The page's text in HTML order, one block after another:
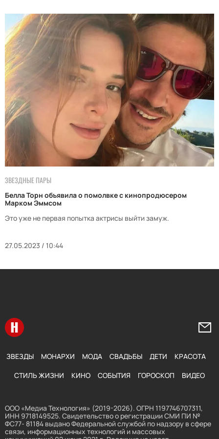
ЗВЕЗДНЫЕ ПАРЫ
Белла Торн объявила о помолвке с кинопродюсером
Марком Эммсом
Это уже не первая попытка актрисы выйти замуж.
27.05.2023 / 10:44
Перейти на главную
ЗВЕЗДЫ МОНАРХИ МОДА СВАДЬБЫ ДЕТИ КРАСОТА
СТИЛЬ ЖИЗНИ КИНО СОБЫТИЯ ГОРОСКОП ВИДЕО
ООО «Медиа Технология» (2019-2026). ОГРН 1197746707311,
ИНН 9718149525. Свидетельство о регистрации СМИ ПИ №
ФС77- 81184 выдано Федеральной службой по надзору в сфере
связи, информационных технологий и массовых